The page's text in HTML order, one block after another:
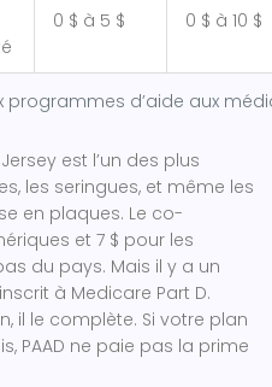
d’aide aux
0 $ à 5 $ 0 $ à 10 $
est l’un des plus
les seringues, et même les
en plaques. Le co-
et 7 $ pour les
du pays. Mais il y a un
à Medicare Part D.
il le complète. Si votre plan
PAAD ne paie pas la prime